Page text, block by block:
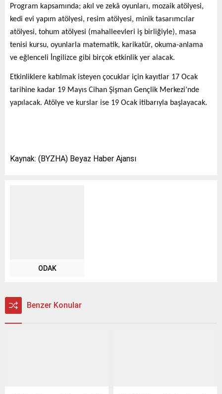
Program kapsamında; akıl ve zekâ oyunları, mozaik atölyesi,
kedi evi yapım atölyesi, resim atölyesi, minik tasarımcılar
atölyesi, tohum atölyesi (mahalleevleri iş birliğiyle), masa
tenisi kursu, oyunlarla matematik, karikatür, okuma-anlama
ve eğlenceli İngilizce gibi birçok etkinlik yer alacak.
Etkinliklere katılmak isteyen çocuklar için kayıtlar 17 Ocak
tarihine kadar 19 Mayıs Cihan Şişman Gençlik Merkezi’nde
yapılacak. Atölye ve kurslar ise 19 Ocak itibarıyla başlayacak.
Kaynak: (BYZHA) Beyaz Haber Ajansı
ODAK
Benzer Konular